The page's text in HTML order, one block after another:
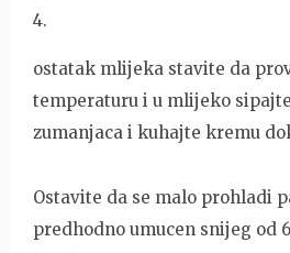
4.
ostatak mlijeka stavite da
temperaturu i u mlijeko
zumanjaca i kuhajte kremu
Ostavite da se malo prohladi
predhodno umucen snijeg od